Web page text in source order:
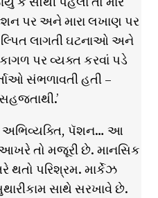
પર અને મારા લખાણ પર
લાગતી ઘટનાઓ અને
પર વ્યક્ત કરવાં પડે
સંભળાવતી હતી –
અભિવ્યક્તિ, પૅશન… આ
તો મજૂરી છે. માનસિક
થતો પરિશ્રમ. માર્કેઝ
સાથે સરખાવે છે.